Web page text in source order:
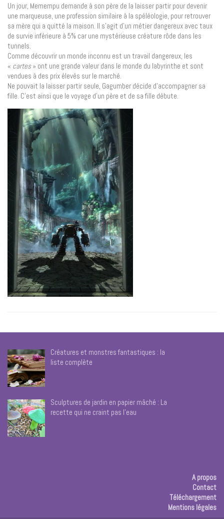
Un jour, Memempu demande à son père de la laisser partir pour devenir
une marqueuse, une profession similaire à la spéléologie, pour retrouver
sa mère qui a quitté la maison. Il s’agit d’un métier dangereux avec taux
de survie inférieure à 5% car une mystérieuse créature rôde dans les
tunnels.
Comme découvrir un monde inconnu est un travail dangereux, les
« cartes» ont une grande valeur dans le monde du labyrinthe et sont
vendues à des prix élevés sur le marché.
Ne pouvait la laisser partir seule, Gagumber décide d’accompagner sa
fille. C’est ainsi que le voyage d’un père et de sa fille débute.
Créatures et monstres fantastiques : la
liste complète
Sculptures de jardin en papier mâché : La
recette qui ne craint pas l’eau
A propos
Contact
Téléchargement
Mentions légales